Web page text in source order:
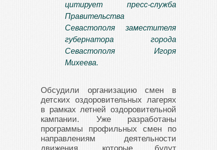
цитирует пресс-служба
Правительства
Севастополя заместителя
губернатора города
Севастополя Игоря
Михеева.
Обсудили организацию смен в
детских оздоровительных лагерях
в рамках летней оздоровительной
кампании. Уже разработаны
программы профильных смен по
направлениям деятельности